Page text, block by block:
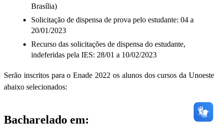
Brasília)
Solicitação de dispensa de prova pelo estudante: 04 a
20/01/2023
Recurso das solicitações de dispensa do estudante,
indeferidas pela IES: 28/01 a 10/02/2023
Serão inscritos para o Enade 2022 os alunos dos cursos da Unoeste
abaixo selecionados:
Bacharelado em: